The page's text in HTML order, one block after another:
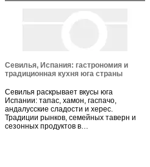
Севилья, Испания: гастрономия и
традиционная кухня юга страны
Севилья раскрывает вкусы юга
Испании: тапас, хамон, гаспачо,
андалусские сладости и херес.
Традиции рынков, семейных таверн и
сезонных продуктов в…